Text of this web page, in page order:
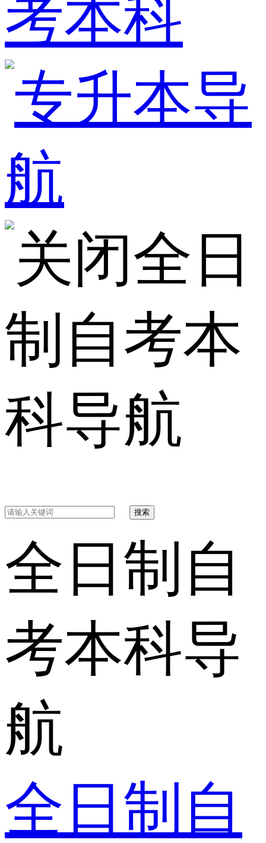
考本科
全日
制自考本
科导航
搜索
全日制自
考本科导
航
全日制自